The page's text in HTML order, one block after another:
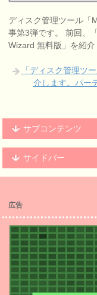
ディスク管理ツール「
事第3弾です。 前回、
Wizard 無料版」を紹
「ディスク管理ツ
介します。パー
サブコンテンツ
サイドバー
広告